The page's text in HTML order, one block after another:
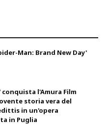
Man: Brand New Day'
l'Amura Film
storia vera del
in un'opera
in Puglia